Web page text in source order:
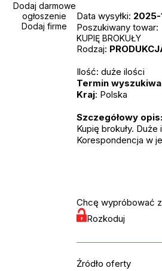
Dodaj darmowe
ogłoszenie
Dodaj firme
Data wysyłki:
Poszukiwany towar:
KUPIĘ BROKUŁY
Rodzaj:
Ilość: duże ilości
Termin
Kraj: Polska
Szczegółowy opis:
Kupię brokuły. Duże
Korespondencja w
Chcę wypróbować
Rozkoduj
Źródło oferty